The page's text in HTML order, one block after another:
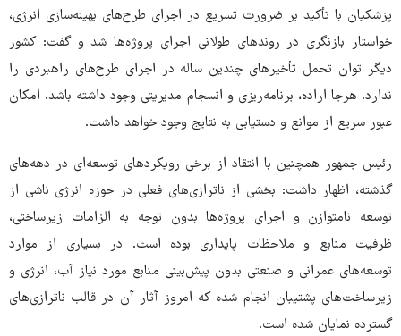
پزشکیان با تأکید بر ضرورت تسریع در اجرای طرح‌های بهینه‌سازی انرژی،
خواستار بازنگری در روندهای طولانی اجرای پروژه‌ها شد و گفت: کشور
دیگر توان تحمل تأخیرهای چندین ساله در اجرای طرح‌های راهبردی را
ندارد. هرجا اراده، برنامه‌ریزی و انسجام مدیریتی وجود داشته باشد، امکان
عبور سریع از موانع و دستیابی به نتایج وجود خواهد داشت.
رئیس جمهور همچنین با انتقاد از برخی رویکردهای توسعه‌ای در دهه‌های
گذشته، اظهار داشت: بخشی از ناترازی‌های فعلی در حوزه انرژی ناشی از
توسعه نامتوازن و اجرای پروژه‌ها بدون توجه به الزامات زیرساختی،
ظرفیت منابع و ملاحظات پایداری بوده است. در بسیاری از موارد
توسعه‌های عمرانی و صنعتی بدون پیش‌بینی منابع مورد نیاز آب، انرژی و
زیرساخت‌های پشتیبان انجام شده که امروز آثار آن در قالب ناترازی‌های
گسترده نمایان شده است.